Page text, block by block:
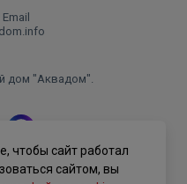
дом "Аквадом".
чтобы сайт работал
сайтом, вы